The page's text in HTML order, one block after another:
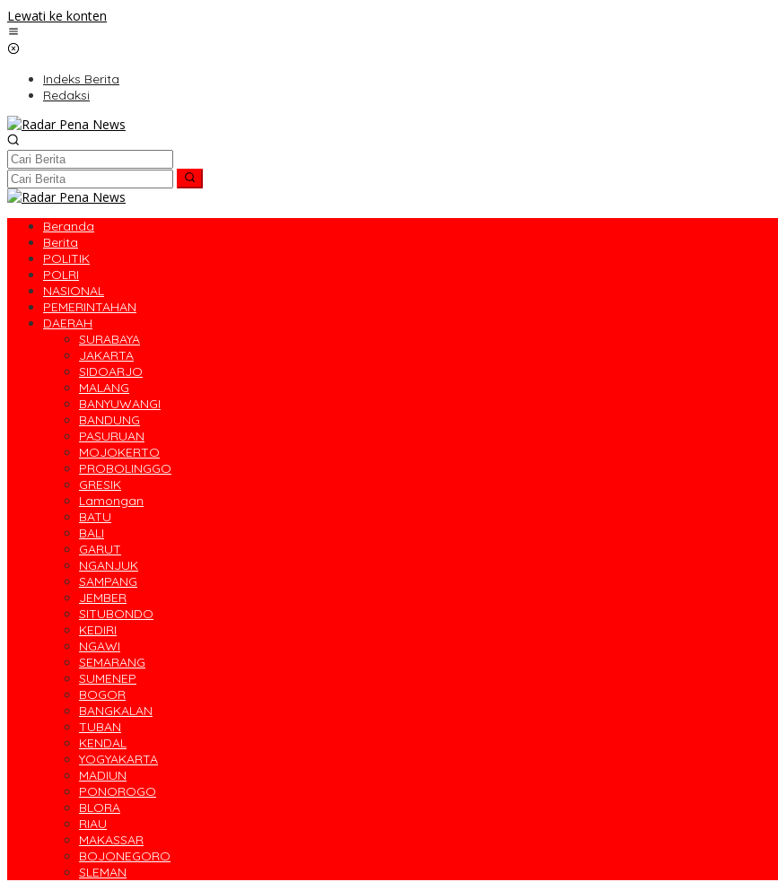
Lewati ke konten
Indeks Berita
Redaksi
Beranda
Berita
POLITIK
POLRI
NASIONAL
PEMERINTAHAN
DAERAH
SURABAYA
JAKARTA
SIDOARJO
MALANG
BANYUWANGI
BANDUNG
PASURUAN
MOJOKERTO
PROBOLINGGO
GRESIK
Lamongan
BATU
BALI
GARUT
NGANJUK
SAMPANG
JEMBER
SITUBONDO
KEDIRI
NGAWI
SEMARANG
SUMENEP
BOGOR
BANGKALAN
TUBAN
KENDAL
YOGYAKARTA
MADIUN
PONOROGO
BLORA
RIAU
MAKASSAR
BOJONEGORO
SLEMAN